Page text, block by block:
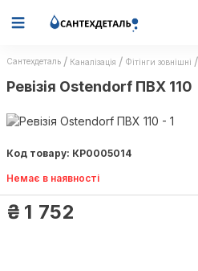
Сантехдеталь Каналізація Фітінги зовнішні
Ревізія Ostendorf ПВХ 110
Код товару: КР0005014
Немає в наявності
₴ 1 752